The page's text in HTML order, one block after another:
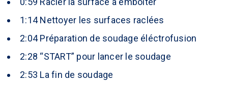
1:14Nettoyer les surfaces raclées
2:04Préparation de soudage éléctrofusion
2:28 “START” pour lancer le soudage
2:53 La fin de soudage